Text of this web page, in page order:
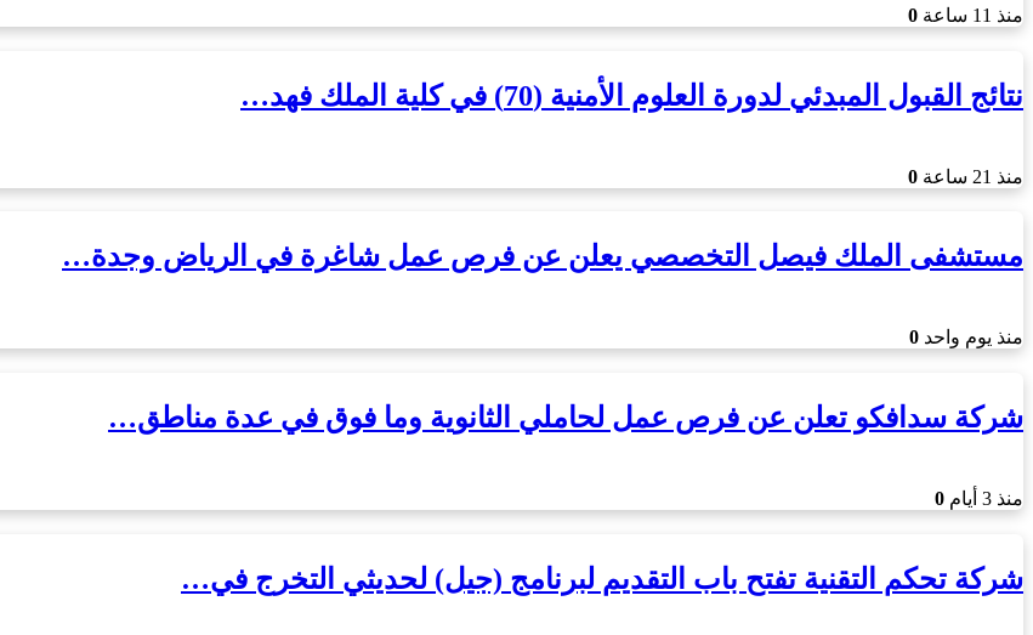
منذ 11 ساعة 0
نتائج القبول المبدئي لدورة العلوم الأمنية (70) في كلية الملك فهد…
منذ 21 ساعة 0
مستشفى الملك فيصل التخصصي يعلن عن فرص عمل شاغرة في الرياض وجدة…
منذ يوم واحد 0
شركة سدافكو تعلن عن فرص عمل لحاملي الثانوية وما فوق في عدة مناطق…
منذ 3 أيام 0
شركة تحكم التقنية تفتح باب التقديم لبرنامج (جيل) لحديثي التخرج في…